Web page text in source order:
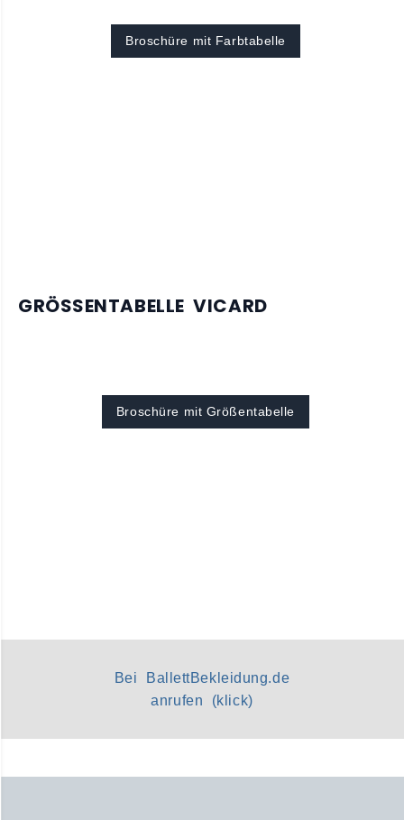
Broschüre mit Farbtabelle
GRÖSSENTABELLE VICARD
Broschüre mit Größentabelle
Bei BallettBekleidung.de
anrufen (klick)